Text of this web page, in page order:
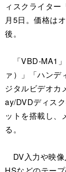
ィスクライター
月5日。価格は
後。
「VBD-MA1
ァ）」「ハンデ
ジタルビデオカ
ay/DVDディス
ットを搭載し、
る。
DV入力や映像